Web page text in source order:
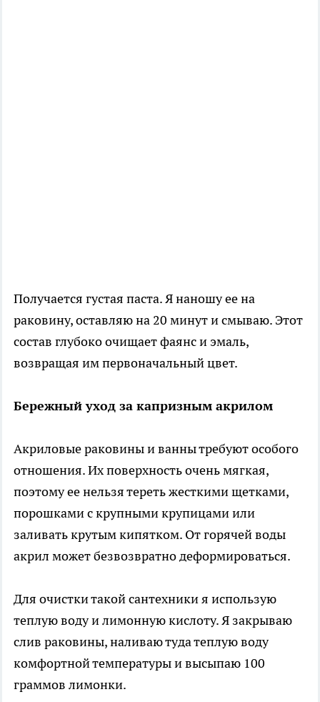
Получается густая паста. Я наношу ее на
раковину, оставляю на 20 минут и смываю. Этот
состав глубоко очищает фаянс и эмаль,
возвращая им первоначальный цвет.
Бережный уход за капризным акрилом
Акриловые раковины и ванны требуют особого
отношения. Их поверхность очень мягкая,
поэтому ее нельзя тереть жесткими щетками,
порошками с крупными крупицами или
заливать крутым кипятком. От горячей воды
акрил может безвозвратно деформироваться.
Для очистки такой сантехники я использую
теплую воду и лимонную кислоту. Я закрываю
слив раковины, наливаю туда теплую воду
комфортной температуры и высыпаю 100
граммов лимонки.